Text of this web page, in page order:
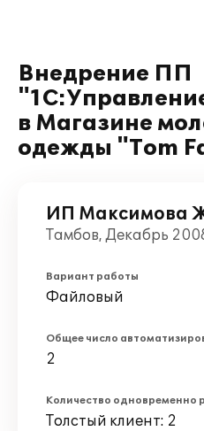
Внедрение ПП
в Магазине
одежды "Tom
ИП Максимова
Тамбов, Декабрь
Вариант работы
Файловый
Общее число
2
Количество одновременно
Толстый клиент: 2